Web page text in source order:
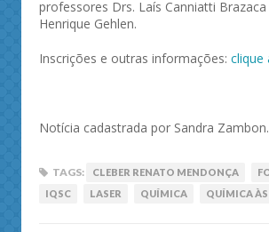
professores Drs. Laís Canniatti
Henrique Gehlen.
Inscrições e outras informações: clique
Notícia cadastrada por Sandra Zambon.
TAGS: CLEBER RENATO MENDONÇA
IQSC
LASER QUÍMICA QUÍMICA ÀS